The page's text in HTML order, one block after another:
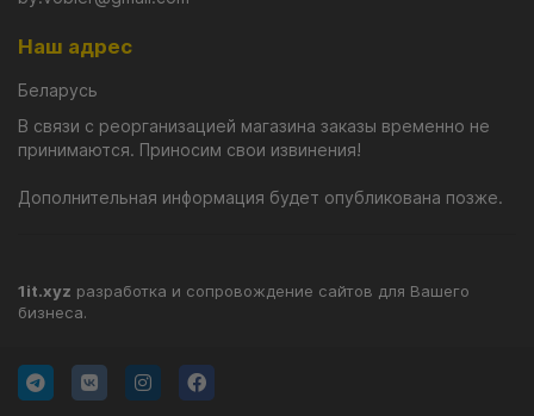
Наш адрес
Беларусь
В связи с реорганизацией магазина заказы временно не
принимаются. Приносим свои извинения!
Дополнительная информация будет опубликована позже.
1it.xyz разработка и сопровождение сайтов для Вашего
бизнеса.